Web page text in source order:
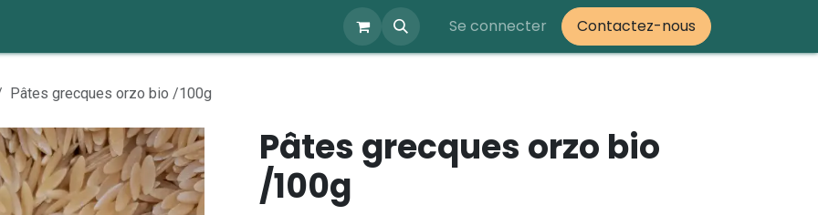
Se connecter Contactez-nous
Pâtes grecques orzo bio /100g
Pâtes grecques orzo bio
/100g